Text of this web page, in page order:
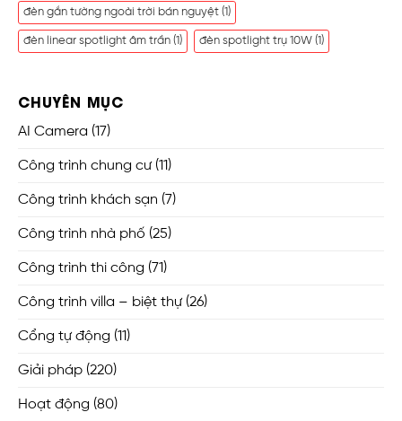
đèn gắn tường ngoài trời bán nguyệt (1)
đèn linear spotlight âm trần (1) đèn spotlight trụ 10W (1)
CHUYÊN MỤC
AI Camera (17)
Công trình chung cư(11)
Công trình khách sạn (7)
Công trình nhà phố (25)
Công trình thi công (71)
Công trình villa – biệt thự(26)
Cổng tự động (11)
Giải pháp (220)
Hoạt động (80)